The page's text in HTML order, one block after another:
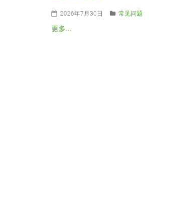
2026年7月30日 常见问题
更多...